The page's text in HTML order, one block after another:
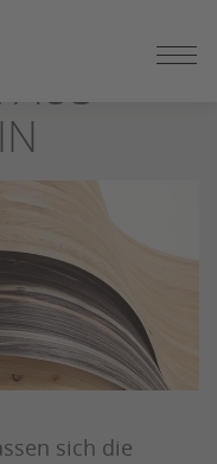
AUS
sich die